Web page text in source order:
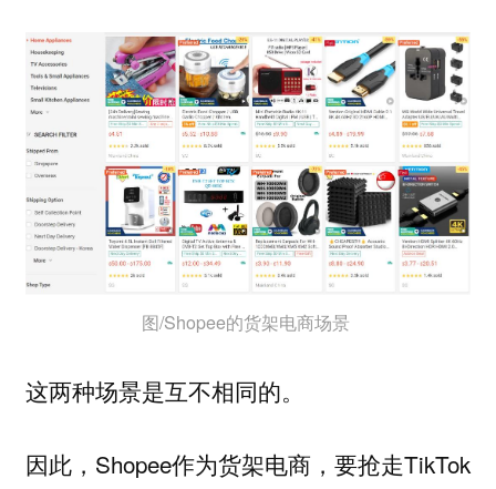
图/Shopee的货架电商场景
这两种场景是互不相同的。
因此，Shopee作为货架电商，要抢走TikTok